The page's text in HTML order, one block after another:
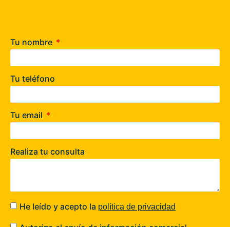
Tu nombre
Tu teléfono
Tu email
Realiza tu consulta
He leído y acepto la política de privacidad